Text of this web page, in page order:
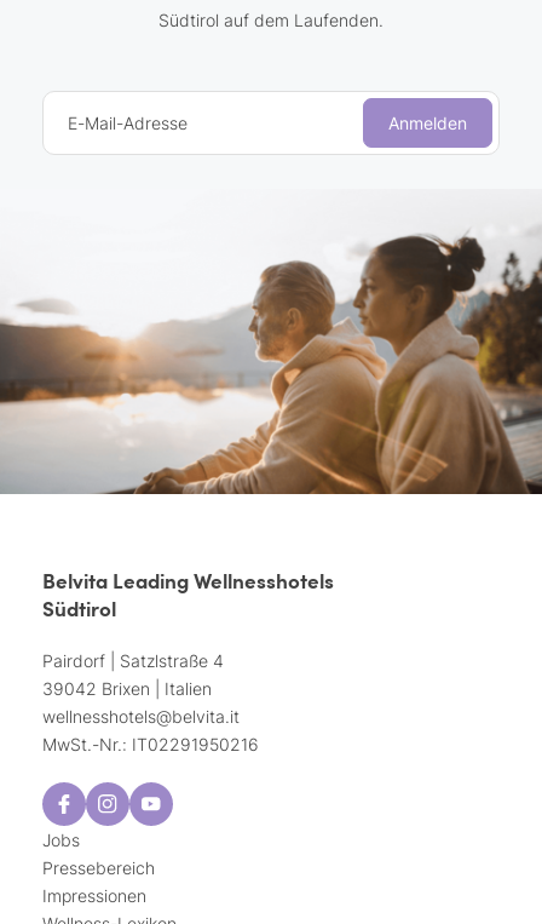
Südtirol auf dem Laufenden.
E-Mail-Adresse Anmelden
Belvita Leading Wellnesshotels
Südtirol
Pairdorf | Satzlstraße 4
39042 Brixen | Italien
wellnesshotels@belvita.it
MwSt.-Nr.: IT02291950216
Jobs
Pressebereich
Impressionen